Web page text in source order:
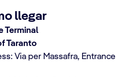
llegar
Terminal
Taranto
Via per Massafra,